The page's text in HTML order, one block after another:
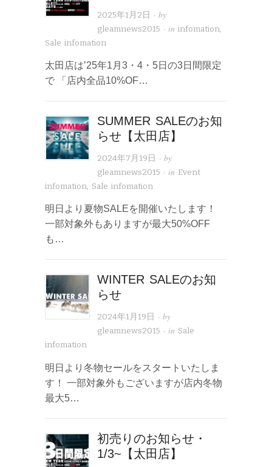
2025年1月2日 · by
gleamnews2015 · ininfomation,
Sale infomation
太田店は’25年1月3・4・5日の3日間限定
で 「店内全品10%OF…
SUMMER SALEのお知
らせ【太田店】
2024年7月19日 · by
gleamnews2015 · in Event
infomation, Sale infomation
明日より夏物SALEを開催いたします！
一部対象外もありますが最大50%OFF
も…
WINTER SALEのお知
らせ
2024年1月19日 · by
gleamnews2015 · in Sale
infomation
明日より冬物セールをスタートいたしま
す！ 一部対象外もございますが店内冬物
最大5…
初売りのお知らせ・
1/3~【太田店】